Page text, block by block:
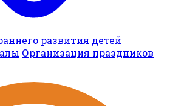
развития детей
Организация праздников